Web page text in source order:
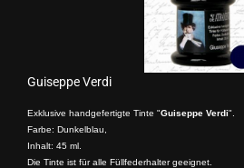
Guiseppe Verdi
Exklusive handgefertigte Tinte "Guiseppe Verdi".
Farbe: Dunkelblau,
Inhalt: 45 ml.
Die Tinte ist für alle Füllfederhalter geeignet.